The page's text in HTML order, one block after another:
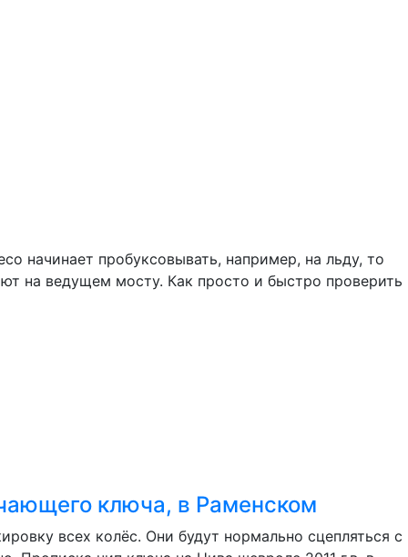
начинает пробуксовывать, например, на льду, то
на ведущем мосту. Как просто и быстро проверить
ключа, в Раменском
всех колёс. Они будут нормально сцепляться с